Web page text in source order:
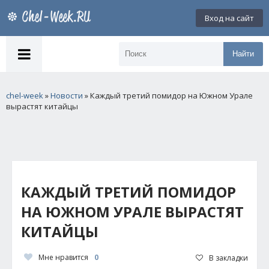
Вход на сайт
Найти
chel-week»Новости » Каждый третий помидор на Южном Урале
вырастят китайцы
КАЖДЫЙ ТРЕТИЙ ПОМИДОР
НА ЮЖНОМ УРАЛЕ ВЫРАСТЯТ
КИТАЙЦЫ
Мне нравится 0 В закладки